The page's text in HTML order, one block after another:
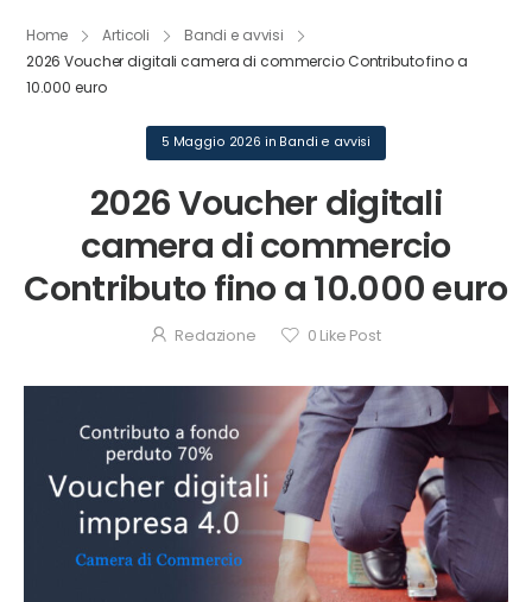
Home Articoli
Bandi e avvisi
2026 Voucher digitali camera di commercio Contributo fino a
10.000 euro
5 Maggio 2026 in Bandi e avvisi
2026 Voucher digitali
camera di commercio
Contributo fino a 10.000 euro
Redazione 0 Like Post